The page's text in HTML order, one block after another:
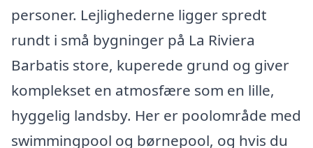
personer. Lejlighederne ligger spredt
rundt i små bygninger på La Riviera
Barbatis store, kuperede grund og giver
komplekset en atmosfære som en lille,
hyggelig landsby. Her er poolområde med
swimmingpool og børnepool, og hvis du